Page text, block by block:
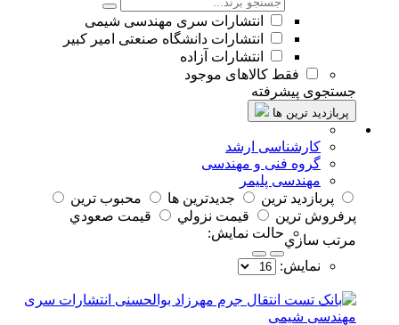
انتشارات سری مهندسی شیمی
انتشارات دانشگاه صنعتی امیر کبیر
انتشارات آزاده
فقط کالاهای موجود
جستجوی پیشرفته
پربازدید ترین ها
کارشناسی ارشد
گروه فنی و مهندسی
مهندسی پلیمر
پربازديد ترين
جديدترين ها
محبوب ترين
پرفروش ترين
قيمت نزولي
قيمت صعودي
مرتب سازيحالت نمايش:
نمايش: